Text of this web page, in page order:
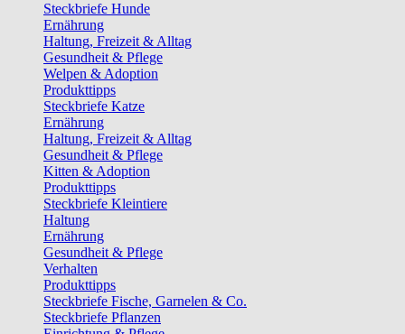
Steckbriefe Hunde
Ernährung
Haltung, Freizeit & Alltag
Gesundheit & Pflege
Welpen & Adoption
Produkttipps
Steckbriefe Katze
Ernährung
Haltung, Freizeit & Alltag
Gesundheit & Pflege
Kitten & Adoption
Produkttipps
Steckbriefe Kleintiere
Haltung
Ernährung
Gesundheit & Pflege
Verhalten
Produkttipps
Steckbriefe Fische, Garnelen & Co.
Steckbriefe Pflanzen